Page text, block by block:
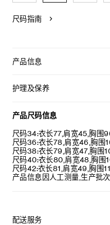
尺码指南
产品信息
宽松版型
1个胸袋，2个贴袋，内侧口袋
3枚镌刻CELINE PARIS字样
袖口饰有4枚镌刻CELINE
意大利制造
编号：RV0W5583C.19CO
护理及保养
仅使用不含漂白剂的洗衣产品
不可熨烫。
不可干洗。
产品尺码信息
尺码34:衣长77,肩宽45,胸围
尺码36:衣长78,肩宽46,胸围
尺码38:衣长79,肩宽47,胸围
尺码40:衣长80,肩宽48,胸围
尺码42:衣长81,肩宽49,胸围
产品信息因人工测量,生产批
配送服务